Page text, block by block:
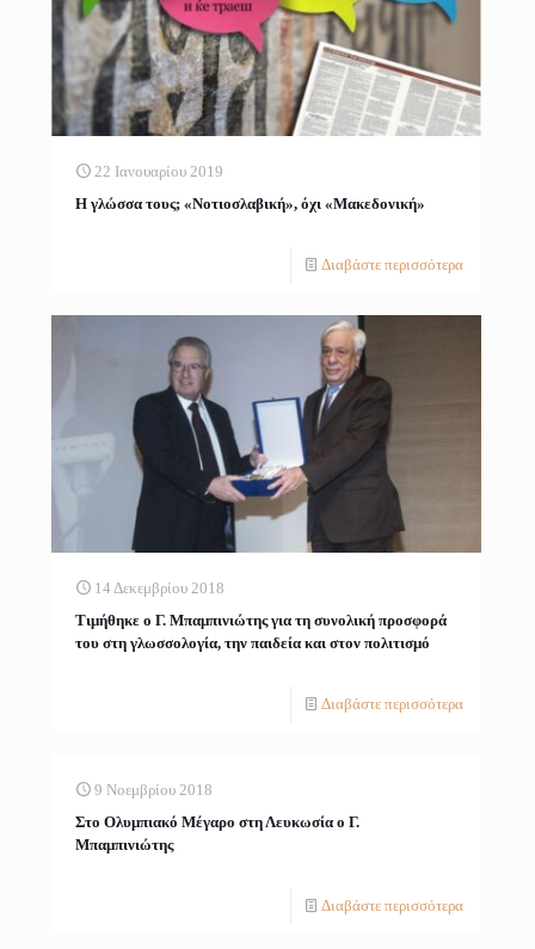
22 Ιανουαρίου 2019
Η γλώσσα τους; «Νοτιοσλαβική», όχι «Μακεδονική»
Διαβάστε περισσότερα
14 Δεκεμβρίου 2018
Τιμήθηκε ο Γ. Μπαμπινιώτης για τη συνολική προσφορά
του στη γλωσσολογία, την παιδεία και στον πολιτισμό
Διαβάστε περισσότερα
9 Νοεμβρίου 2018
Στο Ολυμπιακό Μέγαρο στη Λευκωσία ο Γ.
Μπαμπινιώτης
Διαβάστε περισσότερα